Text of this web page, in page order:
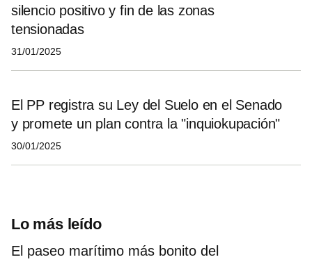
silencio positivo y fin de las zonas
tensionadas
31/01/2025
El PP registra su Ley del Suelo en el Senado
y promete un plan contra la "inquiokupación"
30/01/2025
Lo más leído
El paseo marítimo más bonito del